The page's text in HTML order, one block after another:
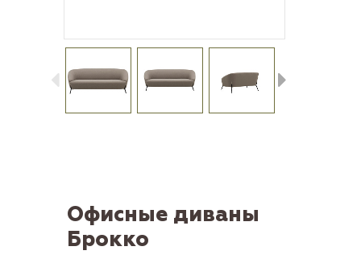
Офисные диваны
Брокко